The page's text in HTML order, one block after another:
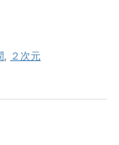
, ２次元